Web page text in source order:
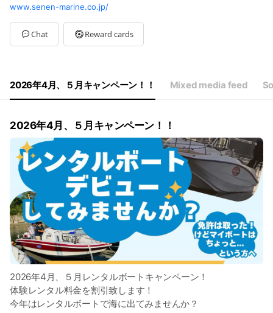
Sun09:00 - 17:30
Mon09:00 - 18:00
TueClosed
Wed09:00 - 18:00
09:00 - 17:30
www.senen-marine.co.jp/
Chat Reward cards
2026年4月、５月キャンペーン！！ Mixed media feed
2026年4月、５月キャンペーン！！
2026年4月、５月レンタルボートキャンペーン！
体験レンタル料金を割引致します！
今年はレンタルボートで海に出てみませんか？